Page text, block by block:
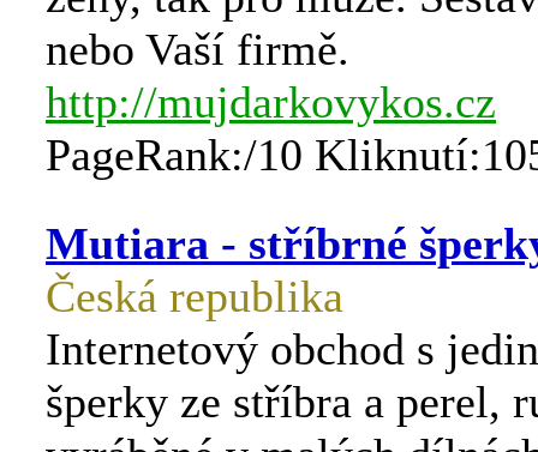
nebo Vaší firmě.
http://mujdarkovykos.cz
PageRank:/10
Mutiara - stříbrné
Česká republika
Internetový obchod s
šperky ze stříbra a perel,